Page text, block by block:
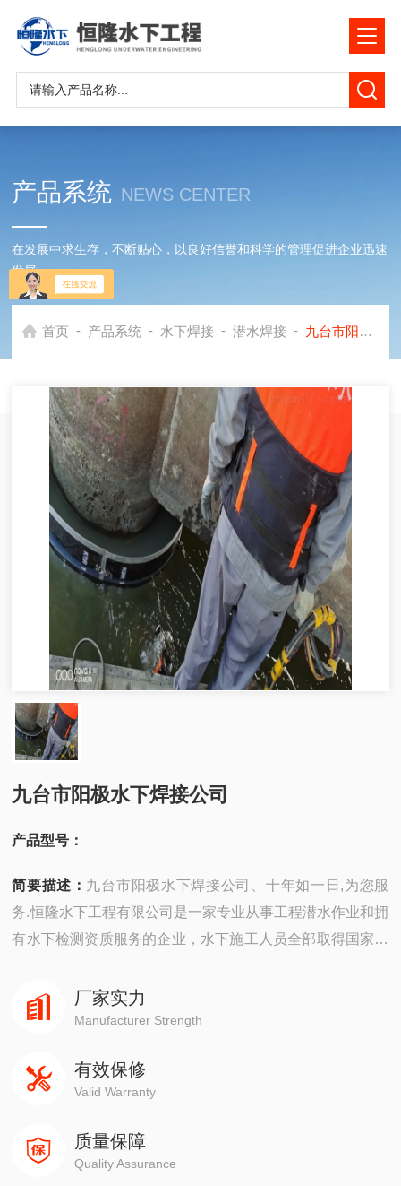
产品系统 NEWS CENTER
在发展中求生存，不断贴心，以良好信誉和科学的管理促进企业迅速
发展
首页 - 产品系统 - 水下焊接 - 潜水焊接 - 九台市阳极水下焊接公司
九台市阳极水下焊接公司
产品型号：
简要描述： 九台市阳极水下焊接公司、十年如一日,为您服
务.恒隆水下工程有限公司是一家专业从事工程潜水作业和拥
有水下检测资质服务的企业，水下施工人员全部取得国家潜
资格证书、水下焊工资格证书等，临场组织施工经验丰富，
善于接受新观念，不断挑战新技术，新工艺，努力提高专业
厂家实力
Manufacturer Strength
有效保修
Valid Warranty
质量保障
Quality Assurance